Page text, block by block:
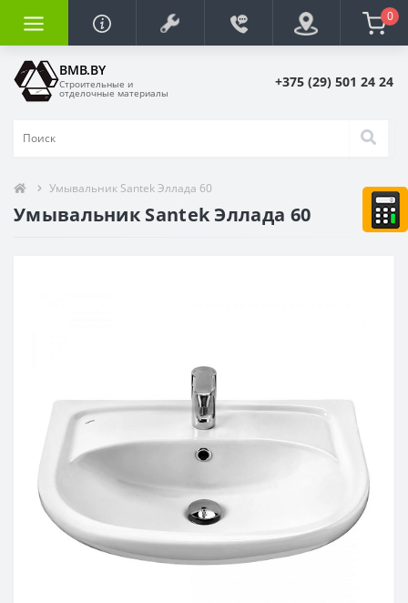
0
BMB.BY
Строительные и
отделочные материалы
+375 (29) 501 24 24
Умывальник Santek Эллада 60
Умывальник Santek Эллада 60